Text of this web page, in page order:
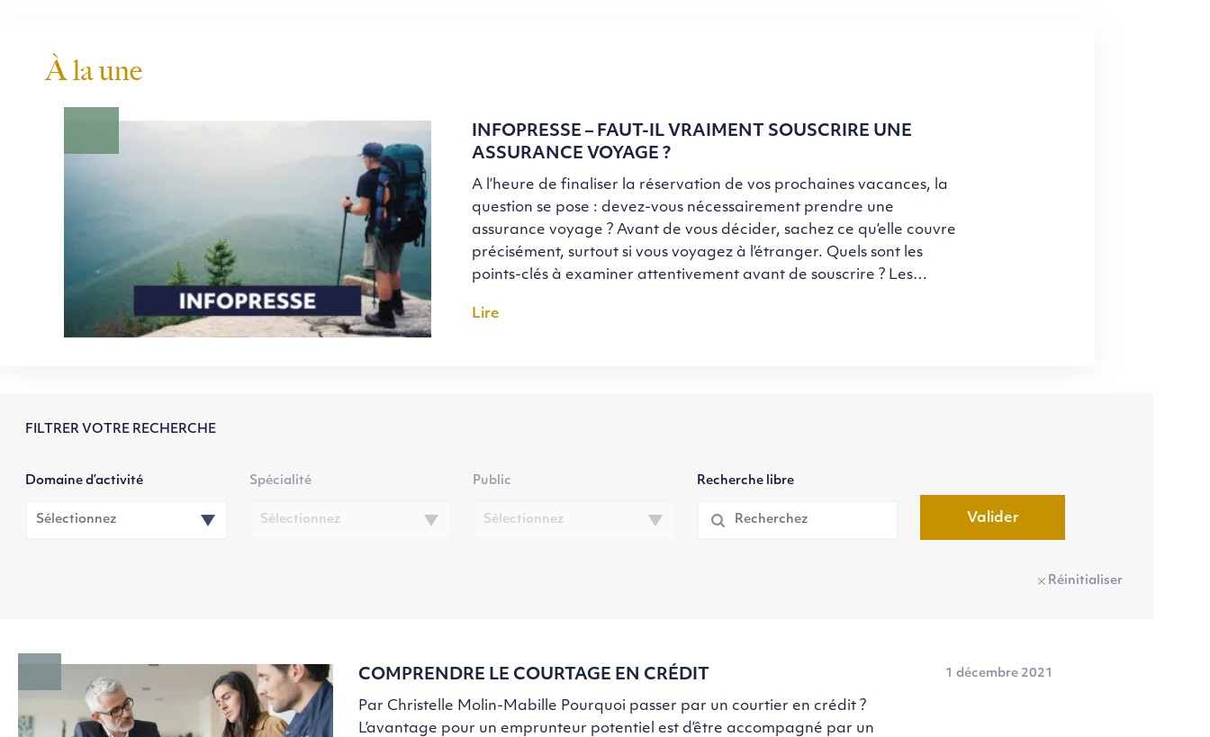
À la une
INFOPRESSE – FAUT-IL VRAIMENT SOUSCRIRE UNE
ASSURANCE VOYAGE ?
A l’heure de finaliser la réservation de vos prochaines vacances, la
question se pose : devez-vous nécessairement prendre une
assurance voyage ? Avant de vous décider, sachez ce qu’elle couvre
précisément, surtout si vous voyagez à l’étranger. Quels sont les
points-clés à examiner attentivement avant de souscrire ? Les…
Lire
FILTRER VOTRE RECHERCHE
Domaine d’activité Spécialité Public Recherche libre
Valider
Réinitialiser
1 décembre 2021
COMPRENDRE LE COURTAGE EN CRÉDIT
Par Christelle Molin-Mabille Pourquoi passer par un courtier en crédit ?
L’avantage pour un emprunteur potentiel est d’être accompagné par un